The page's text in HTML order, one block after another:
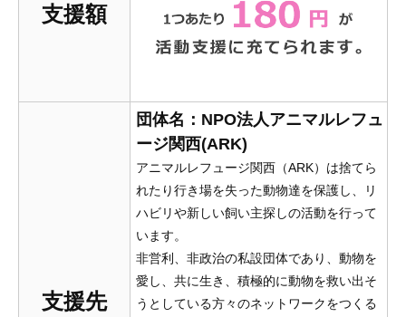
支援額
支援先
団体名：NPO法人アニマルレフュ
ージ関西(ARK)
アニマルレフュージ関西（ARK）は捨てら
れたり行き場を失った動物達を保護し、リ
ハビリや新しい飼い主探しの活動を行って
います。
非営利、非政治の私設団体であり、動物を
愛し、共に生き、積極的に動物を救い出そ
うとしている方々のネットワークをつくる